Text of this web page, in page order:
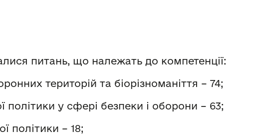
питань, що належать до компетенції:
територій та біорізноманіття – 74;
політики у сфері безпеки і оборони – 63;
політики – 18;